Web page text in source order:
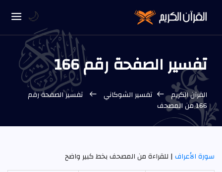
تفسير الصفحة رقم 166
القرآن الكريم تفسير الشوكاني
تفسير الصفحة رقم
166 من المصحف
سورة الأعراف| للقراءة من المصحف بخط كبير واضح
🌙